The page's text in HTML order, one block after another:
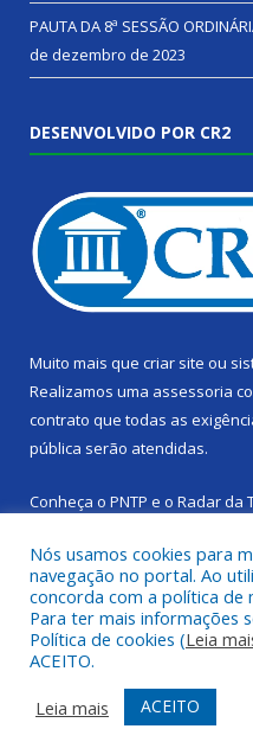
PAUTA DA 8ª SESSÃO
de dezembro de 2023
DESENVOLVIDO POR CR2
Muito mais que criar site ou
Realizamos uma assessoria
contrato que todas as
pública serão atendidas.
Conheça o PNTP e o Radar da
Todos os direitos reservados
Mapa do Site
Acessar
Nós usamos cookies para
navegação no portal. Ao
concorda com a política de
Para ter mais informações
Política de cookies (Leia
ACEITO.
Leia mais
ACEITO